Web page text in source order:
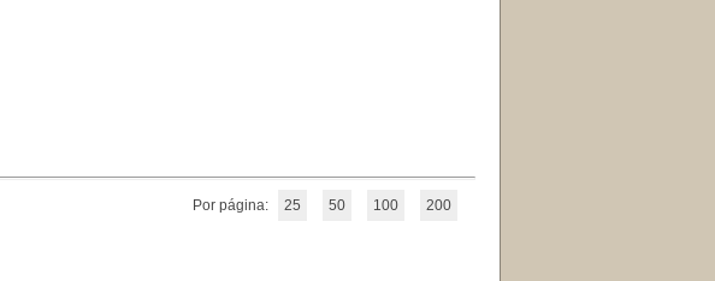
Por página: 25 50 100 200